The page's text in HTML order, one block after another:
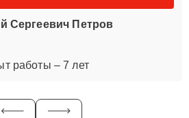
Сергеевич Петров
работы – 7 лет